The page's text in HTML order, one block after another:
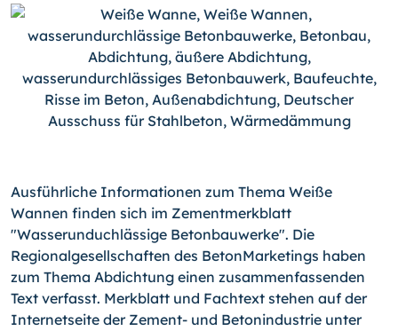
Ausführliche Informationen zum Thema Weiße
Wannen finden sich im Zementmerkblatt
"Wasserunduchlässige Betonbauwerke". Die
Regionalgesellschaften des BetonMarketings haben
zum Thema Abdichtung einen zusammenfassenden
Text verfasst. Merkblatt und Fachtext stehen auf der
Internetseite der Zement- und Betonindustrie unter